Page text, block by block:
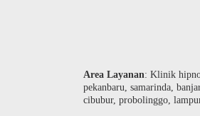
Area Layanan: Klinik
pekanbaru, samarinda,
cibubur, probolinggo,